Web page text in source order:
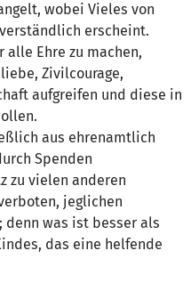
wobei Vieles von
erscheint.
alle Ehre zu machen,
Zivilcourage,
aufgreifen und diese in
aus ehrenamtlich
Spenden
zu vielen anderen
jeglichen
denn was ist besser als
das eine helfende